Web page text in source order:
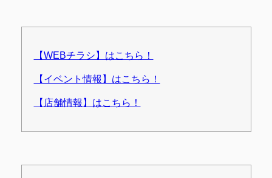
【WEBチラシ】はこちら！
【イベント情報】はこちら！
【店舗情報】はこちら！